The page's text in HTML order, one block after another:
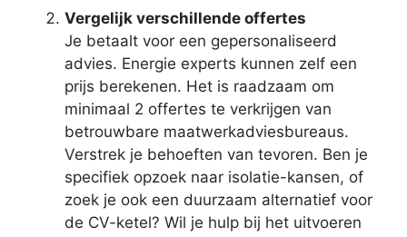
Vergelijk verschillende offertes
Je betaalt voor een gepersonaliseerd
advies. Energie experts kunnen zelf een
prijs berekenen. Het is raadzaam om
minimaal 2 offertes te verkrijgen van
betrouwbare maatwerkadviesbureaus.
Verstrek je behoeften van tevoren. Ben je
specifiek opzoek naar isolatie-kansen, of
zoek je ook een duurzaam alternatief voor
de CV-ketel? Wil je hulp bij het uitvoeren